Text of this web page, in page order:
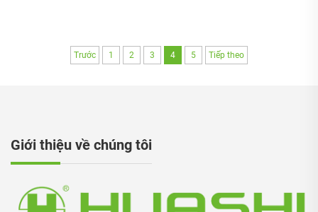
ghế khuyến mãi
Trước 1 2 3 4 5 Tiếp theo
Giới thiệu về chúng tôi